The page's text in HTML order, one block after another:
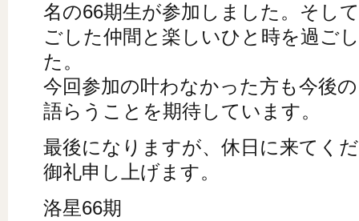
名の66期生が参加しました。そし
ごした仲間と楽しいひと時を過ご
た。
今回参加の叶わなかった方も今後
語らうことを期待しています。
最後になりますが、休日に来てく
御礼申し上げます。
洛星66期